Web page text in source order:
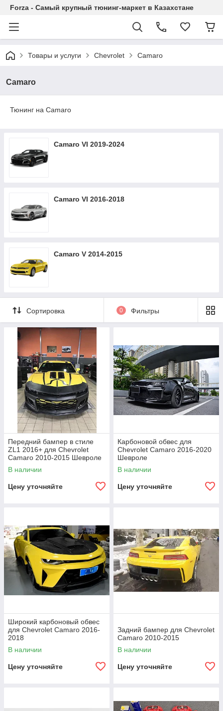
Forza - Самый крупный тюнинг-маркет в Казахстане
Товары и услуги Chevrolet Camaro
Camaro
Тюнинг на Camaro
Camaro VI 2019-2024
Camaro VI 2016-2018
Camaro V 2014-2015
Сортировка 0 Фильтры
Передний бампер в стиле
ZL1 2016+ для Chevrolet
Camaro 2010-2015 Шевроле
Камаро
В наличии
Цену уточняйте
Карбоновой обвес для
Chevrolet Camaro 2016-2020
Шевроле
В наличии
Цену уточняйте
Широкий карбоновый обвес
для Chevrolet Camaro 2016-
2018
В наличии
Цену уточняйте
Задний бампер для Chevrolet
Camaro 2010-2015
В наличии
Цену уточняйте